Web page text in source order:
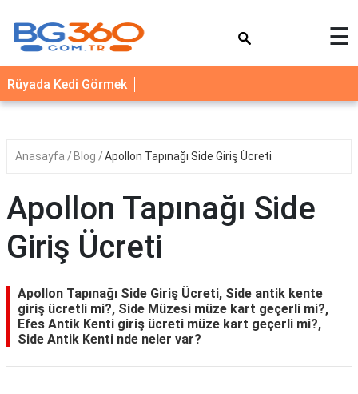
YEMEK
TARİFLERİ
SAĞLIK
İLETİŞİM
☰
Rüyada Kedi Görmek
Anasayfa Blog Apollon Tapınağı Side Giriş Ücreti
Apollon Tapınağı Side
Giriş Ücreti
Apollon Tapınağı Side Giriş Ücreti, Side antik kente
giriş ücretli mi?, Side Müzesi müze kart geçerli mi?,
Efes Antik Kenti giriş ücreti müze kart geçerli mi?,
Side Antik Kenti nde neler var?